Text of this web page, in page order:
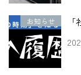
お知らせ